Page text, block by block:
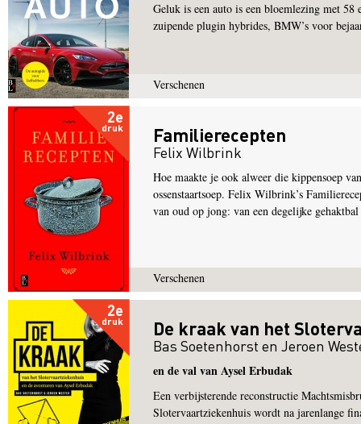
Geluk is een auto is een bloemlezing met
zuipende plugin hybrides, BMW’s voor
Verschenen
2e
druk Familierecepten
Felix Wilbrink
Hoe maakte je ook alweer die kippensoep
ossenstaartsoep. Felix Wilbrink’s
van oud op jong: van een degelijke
Verschenen
2e
druk De kraak van het
Bas Soetenhorst en Jeroen
en de val van Aysel Erbudak
Een verbijsterende reconstructie
Slotervaartziekenhuis wordt na jarenlange